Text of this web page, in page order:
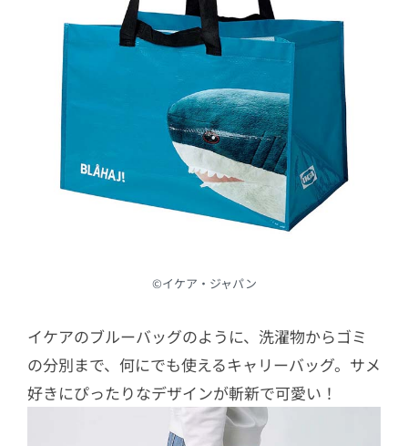
©︎イケア・ジャパン
イケアのブルーバッグのように、洗濯物からゴミ
の分別まで、何にでも使えるキャリーバッグ。サメ
好きにぴったりなデザインが斬新で可愛い！